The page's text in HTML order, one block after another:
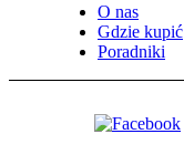
O nas
Gdzie kupić
Poradniki